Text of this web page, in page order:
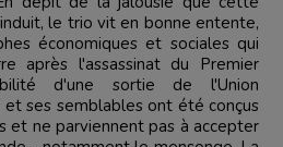
le trio vit en bonne entente,
économiques et sociales qui
après l'assassinat du Premier
d'une sortie de l'Union
ses semblables ont été conçus
et ne parviennent pas à accepter